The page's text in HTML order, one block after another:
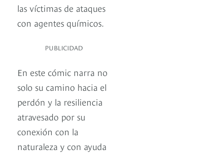
las víctimas de ataques
con agentes químicos.
PUBLICIDAD
En este cómic narra no
solo su camino hacia el
perdón y la resiliencia
atravesado por su
conexión con la
naturaleza y con ayuda